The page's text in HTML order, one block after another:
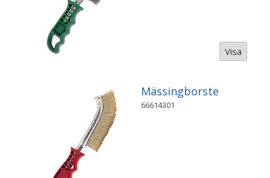
Visa
Mässingborste
66614301